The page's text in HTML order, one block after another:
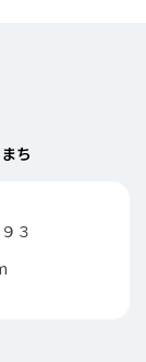
ち
３